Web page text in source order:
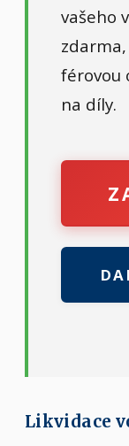
vašeho
férovou
na díly.
Likvidace